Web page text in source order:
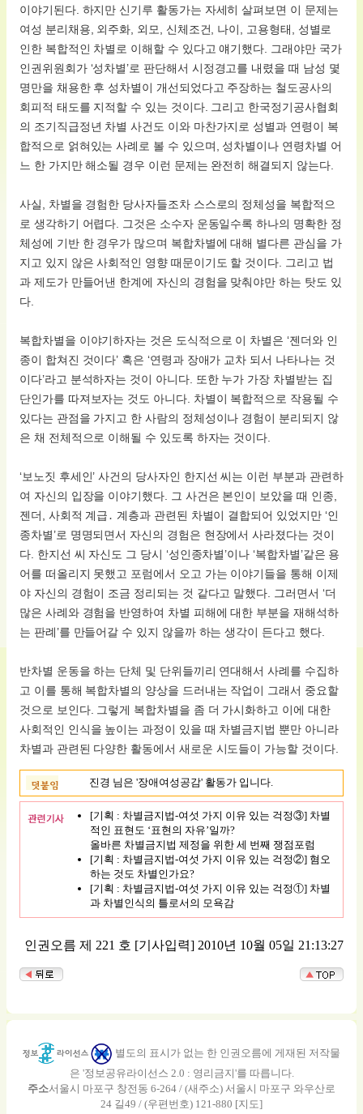
이야기된다. 하지만 신기루 활동가는 자세히 살펴보면 이 문제는
여성 분리채용, 외주화, 외모, 신체조건, 나이, 고용형태, 성별로
인한 복합적인 차별로 이해할 수 있다고 얘기했다. 그래야만 국가
인권위원회가 ‘성차별’로 판단해서 시정경고를 내렸을 때 남성 몇
명만을 채용한 후 성차별이 개선되었다고 주장하는 철도공사의
회피적 태도를 지적할 수 있는 것이다. 그리고 한국정기공사협회
의 조기직급정년 차별 사건도 이와 마찬가지로 성별과 연령이 복
합적으로 얽혀있는 사례로 볼 수 있으며, 성차별이나 연령차별 어
느 한 가지만 해소될 경우 이런 문제는 완전히 해결되지 않는다.
사실, 차별을 경험한 당사자들조차 스스로의 정체성을 복합적으
로 생각하기 어렵다. 그것은 소수자 운동일수록 하나의 명확한 정
체성에 기반 한 경우가 많으며 복합차별에 대해 별다른 관심을 가
지고 있지 않은 사회적인 영향 때문이기도 할 것이다. 그리고 법
과 제도가 만들어낸 한계에 자신의 경험을 맞춰야만 하는 탓도 있
다.
복합차별을 이야기하자는 것은 도식적으로 이 차별은 ‘젠더와 인
종이 합쳐진 것이다’ 혹은 ‘연령과 장애가 교차 되서 나타나는 것
이다’라고 분석하자는 것이 아니다. 또한 누가 가장 차별받는 집
단인가를 따져보자는 것도 아니다. 차별이 복합적으로 작용될 수
있다는 관점을 가지고 한 사람의 정체성이나 경험이 분리되지 않
은 채 전체적으로 이해될 수 있도록 하자는 것이다.
‘보노짓 후세인’ 사건의 당사자인 한지선 씨는 이런 부분과 관련하
여 자신의 입장을 이야기했다. 그 사건은 본인이 보았을 때 인종,
젠더, 사회적 계급․ 계층과 관련된 차별이 결합되어 있었지만 ‘인
종차별’로 명명되면서 자신의 경험은 현장에서 사라졌다는 것이
다. 한지선 씨 자신도 그 당시 ‘성인종차별’이나 ‘복합차별’같은 용
어를 떠올리지 못했고 포럼에서 오고 가는 이야기들을 통해 이제
야 자신의 경험이 조금 정리되는 것 같다고 말했다. 그러면서 ‘더
많은 사례와 경험을 반영하여 차별 피해에 대한 부분을 재해석하
는 판례’를 만들어갈 수 있지 않을까 하는 생각이 든다고 했다.
반차별 운동을 하는 단체 및 단위들끼리 연대해서 사례를 수집하
고 이를 통해 복합차별의 양상을 드러내는 작업이 그래서 중요할
것으로 보인다. 그렇게 복합차별을 좀 더 가시화하고 이에 대한
사회적인 인식을 높이는 과정이 있을 때 차별금지법 뿐만 아니라
차별과 관련된 다양한 활동에서 새로운 시도들이 가능할 것이다.
진경 님은 '장애여성공감' 활동가 입니다.
[기획 : 차별금지법-여섯 가지 이유 있는 걱정③] 차별
적인 표현도 ‘표현의 자유’일까?
올바른 차별금지법 제정을 위한 세 번째 쟁점포럼
[기획 : 차별금지법-여섯 가지 이유 있는 걱정②] 혐오
하는 것도 차별인가요?
[기획 : 차별금지법-여섯 가지 이유 있는 걱정①] 차별
과 차별인식의 틀로서의 모욕감
인권오름 제 221 호 [기사입력] 2010년 10월 05일 21:13:27
별도의 표시가 없는 한 인권오름에 게재된 저작물
은 '정보공유라이선스 2.0 : 영리금지'를 따릅니다.
주소서울시 마포구 창전동 6-264 / (새주소) 서울시 마포구 와우산로
24 길49 / (우편번호) 121-880 [지도]